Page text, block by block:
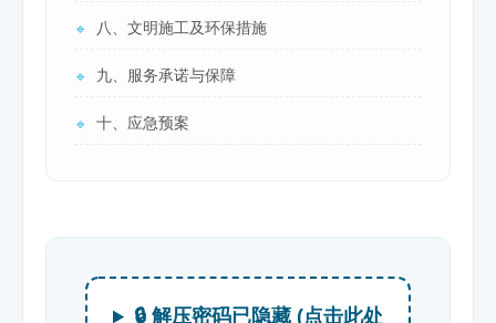
🔹 八、文明施工及环保措施
🔹 九、服务承诺与保障
🔹 十、应急预案
🔒 解压密码已隐藏 (点击此处